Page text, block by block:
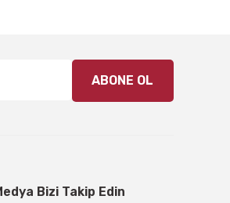
ABONE OL
Bizi Takip Edin